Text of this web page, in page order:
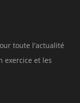
toute l'actualité
exercice et les